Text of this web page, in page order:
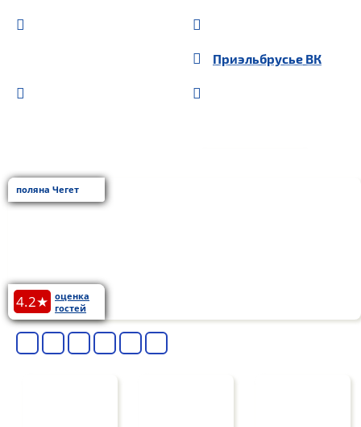
Приэльбрусье ВК
поляна Чегет
4.2★ оценка
гостей